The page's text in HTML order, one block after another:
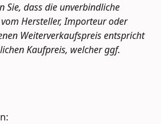
Sie, dass die unverbindliche
Hersteller, Importeur oder
Weiterverkaufspreis entspricht
Kaufpreis, welcher ggf.